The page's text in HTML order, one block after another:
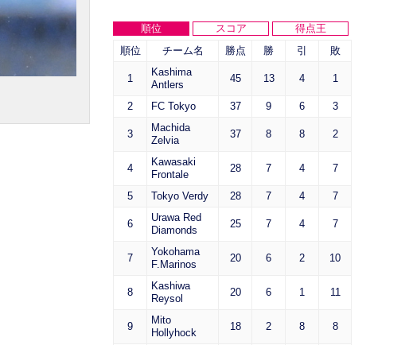
順位 スコア
得点王
順位
チーム名 勝点 勝 引 敗
1
Kashima
Antlers
45 13 4 1
2 FC Tokyo 37 9 6 3
3
Machida
Zelvia
37 8 8 2
4
Kawasaki
Frontale
28 7 4 7
5 Tokyo Verdy 28 7 4 7
6
Urawa Red
Diamonds
25 7 4 7
7
Yokohama
F.Marinos
20 6 2 10
8
Kashiwa
Reysol
20 6 1 11
9
Mito
Hollyhock
18 2 8 8